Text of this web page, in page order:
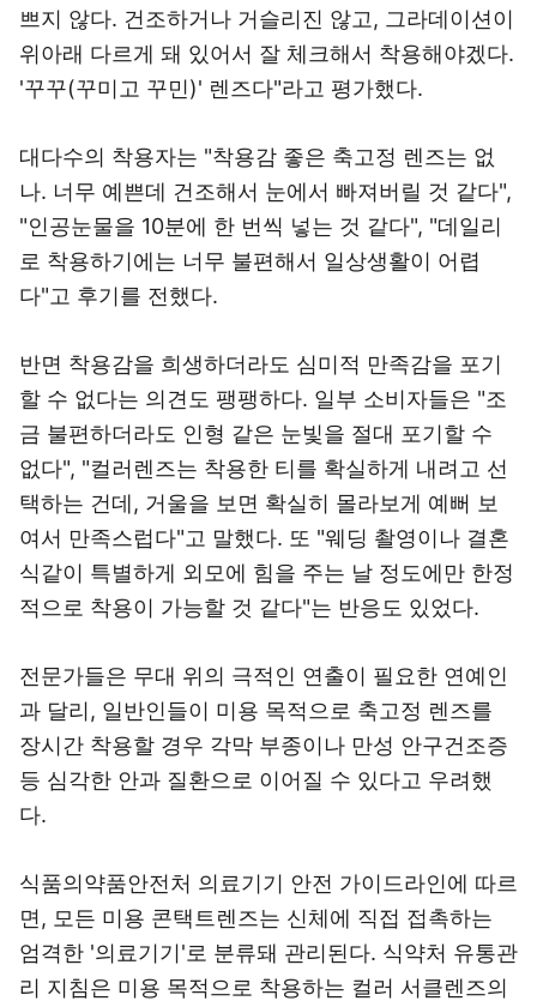
쁘지 않다. 건조하거나 거슬리진 않고, 그라데이션이
위아래 다르게 돼 있어서 잘 체크해서 착용해야겠다.
'꾸꾸(꾸미고 꾸민)' 렌즈다"라고 평가했다.
대다수의 착용자는 "착용감 좋은 축고정 렌즈는 없
나. 너무 예쁜데 건조해서 눈에서 빠져버릴 것 같다",
"인공눈물을 10분에 한 번씩 넣는 것 같다", "데일리
로 착용하기에는 너무 불편해서 일상생활이 어렵
다"고 후기를 전했다.
반면 착용감을 희생하더라도 심미적 만족감을 포기
할 수 없다는 의견도 팽팽하다. 일부 소비자들은 "조
금 불편하더라도 인형 같은 눈빛을 절대 포기할 수
없다", "컬러렌즈는 착용한 티를 확실하게 내려고 선
택하는 건데, 거울을 보면 확실히 몰라보게 예뻐 보
여서 만족스럽다"고 말했다. 또 "웨딩 촬영이나 결혼
식같이 특별하게 외모에 힘을 주는 날 정도에만 한정
적으로 착용이 가능할 것 같다"는 반응도 있었다.
전문가들은 무대 위의 극적인 연출이 필요한 연예인
과 달리, 일반인들이 미용 목적으로 축고정 렌즈를
장시간 착용할 경우 각막 부종이나 만성 안구건조증
등 심각한 안과 질환으로 이어질 수 있다고 우려했
다.
식품의약품안전처 의료기기 안전 가이드라인에 따르
면, 모든 미용 콘택트렌즈는 신체에 직접 접촉하는
엄격한 '의료기기'로 분류돼 관리된다. 식약처 유통관
리 지침은 미용 목적으로 착용하는 컬러 서클렌즈의